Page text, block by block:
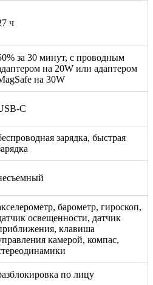
ч
за 30 минут, с проводным
на 20W или адаптером
на 30W
C
зарядка, быстрая
барометр, гироскоп,
освещенности, датчик
клавиша
камерой, компас,
по лицу